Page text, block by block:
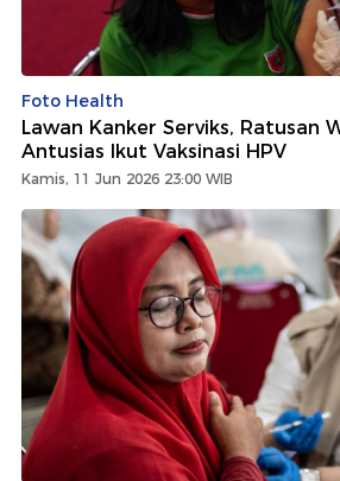
Foto Health
Lawan Kanker Serviks, Ratusan
Antusias Ikut Vaksinasi HPV
Kamis, 11 Jun 2026 23:00 WIB